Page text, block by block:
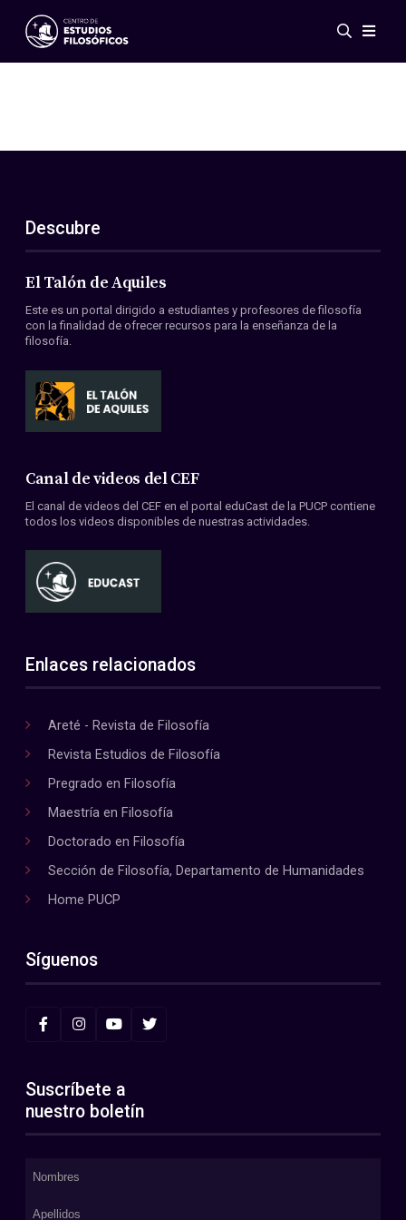
Eventos
ES
EN
Acerca de nosotros
Miembros
Convenios
Descubre
El Talón de Aquiles
Este es un portal dirigido a estudiantes y profesores de filosofía
con la finalidad de ofrecer recursos para la enseñanza de la
filosofía.
Canal de videos del CEF
El canal de videos del CEF en el portal eduCast de la PUCP contiene
todos los videos disponibles de nuestras actividades.
Enlaces relacionados
Areté - Revista de Filosofía
Revista Estudios de Filosofía
Pregrado en Filosofía
Maestría en Filosofía
Doctorado en Filosofía
Sección de Filosofía, Departamento de Humanidades
Home PUCP
Síguenos
Suscríbete a
nuestro boletín